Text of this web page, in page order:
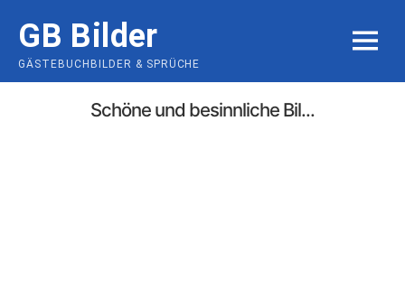
content
GB Bilder
GÄSTEBUCHBILDER & SPRÜCHE
MENU
Schöne und besinnliche Bil...